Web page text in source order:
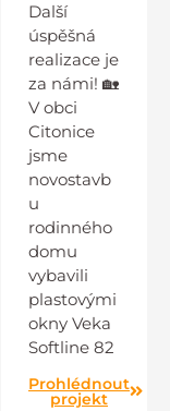
Další
úspěšná
realizace je
za námi! 🏡
V obci
Citonice
jsme
novostavb
u
rodinného
domu
vybavili
plastovými
okny Veka
Softline 82
Prohlédnout
projekt